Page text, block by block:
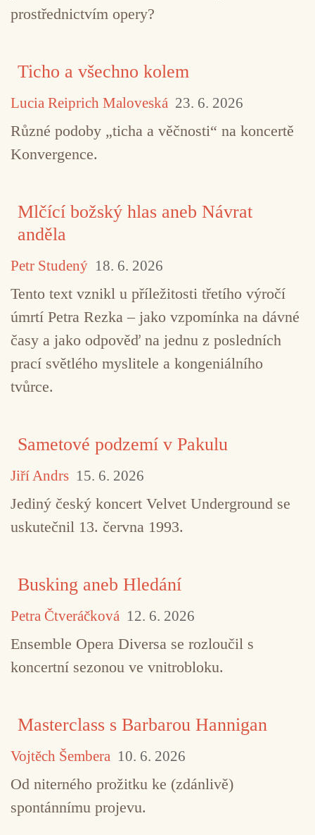
prostřednictvím opery?
Ticho a všechno kolem
Lucia Reiprich Maloveská 23. 6. 2026
Různé podoby „ticha a věčnosti“ na koncertě
Konvergence.
Mlčící božský hlas aneb Návrat
anděla
Petr Studený 18. 6. 2026
Tento text vznikl u příležitosti třetího výročí
úmrtí Petra Rezka – jako vzpomínka na dávné
časy a jako odpověď na jednu z posledních
prací světlého myslitele a kongeniálního
tvůrce.
Sametové podzemí v Pakulu
Jiří Andrs 15. 6. 2026
Jediný český koncert Velvet Underground se
uskutečnil 13. června 1993.
Busking aneb Hledání
Petra Čtveráčková 12. 6. 2026
Ensemble Opera Diversa se rozloučil s
koncertní sezonou ve vnitrobloku.
Masterclass s Barbarou Hannigan
Vojtěch Šembera 10. 6. 2026
Od niterného prožitku ke (zdánlivě)
spontánnímu projevu.